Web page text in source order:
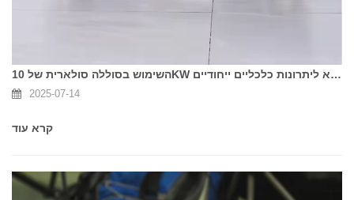
השימוש בסוללה סולארית של 10KW יכול להביא ליתרונות כלכליים ייחודיים
2025-07-14
קרא עוד